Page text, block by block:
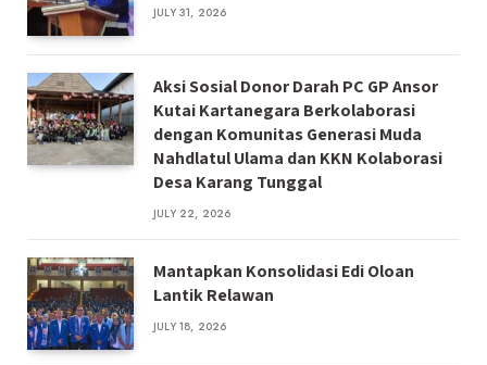
JULY 31, 2026
Aksi Sosial Donor Darah PC GP Ansor
Kutai Kartanegara Berkolaborasi
dengan Komunitas Generasi Muda
Nahdlatul Ulama dan KKN Kolaborasi
Desa Karang Tunggal
JULY 22, 2026
Mantapkan Konsolidasi Edi Oloan
Lantik Relawan
JULY 18, 2026